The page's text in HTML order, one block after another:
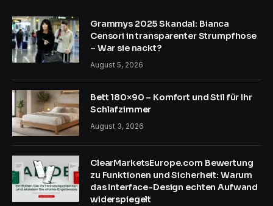
Grammys 2025 Skandal: Bianca
Censori in transparenter Strumpfhose
– War sie nackt?
August 5, 2026
Bett 180×90 – Komfort und Stil für Ihr
Schlafzimmer
August 3, 2026
ClearMarketsEurope.com Bewertung
zu Funktionen und Sicherheit: Warum
das Interface-Design echten Aufwand
widerspiegelt